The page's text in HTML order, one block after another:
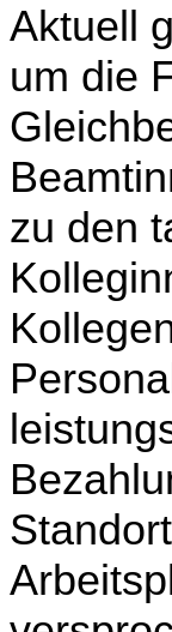
Aktuell
um die
zu den